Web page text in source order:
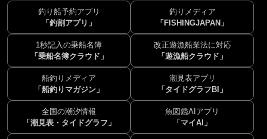
釣り船予約アプリ
「釣割アプリ」
釣りメディア
「FISHINGJAPAN」
1秒記入の乗船名簿
「乗船名簿クラウド」
改正遊漁船業法に対応
「遊漁船クラウド」
船釣りメディア
「船釣りマガジン」
潮見表アプリ
「タイドグラフBI」
全国の潮汐情報
「潮見表・タイドグラフ」
魚図鑑AIアプリ
「マイAI」